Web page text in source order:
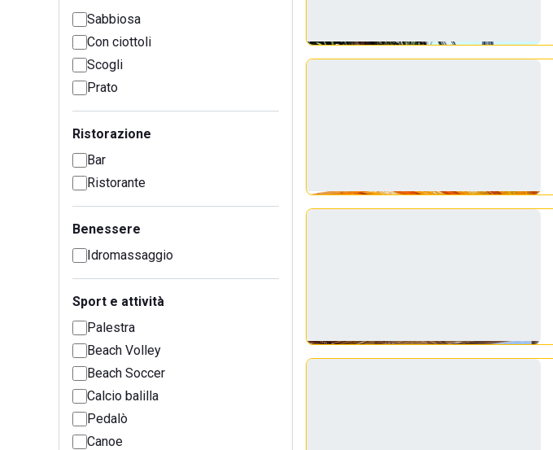
Sabbiosa
Con ciottoli
Scogli
Prato
Ristorazione
Bar
Ristorante
Benessere
Idromassaggio
Sport e attività
Palestra
Beach Volley
Beach Soccer
Calcio balilla
Pedalò
Canoe